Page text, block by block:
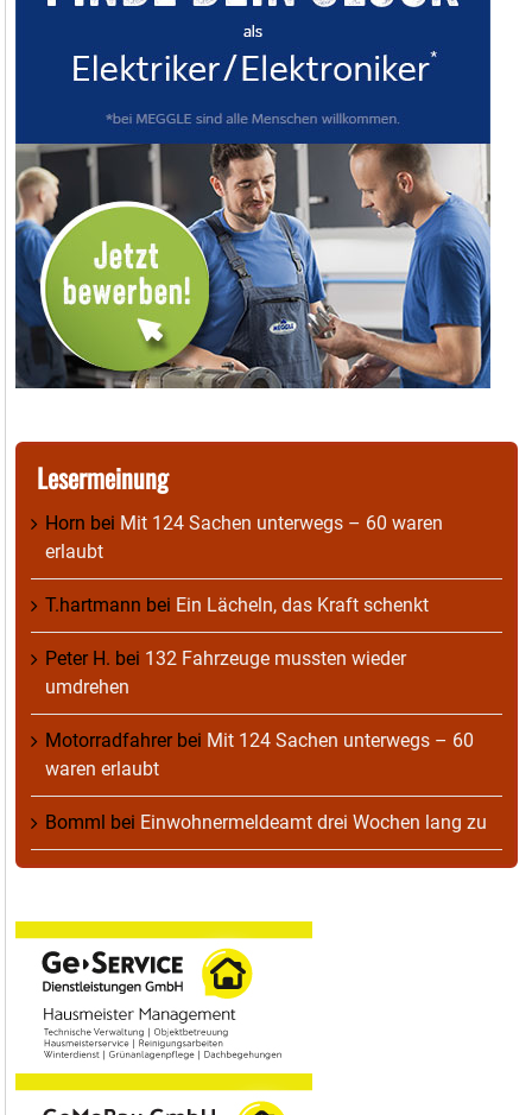
Lesermeinung
Horn bei Mit 124 Sachen unterwegs – 60 waren
erlaubt
T.hartmann bei Ein Lächeln, das Kraft schenkt
Peter H. bei 132 Fahrzeuge mussten wieder
umdrehen
Motorradfahrerbei Mit 124 Sachen unterwegs – 60
waren erlaubt
Bomml bei Einwohnermeldeamt drei Wochen lang zu